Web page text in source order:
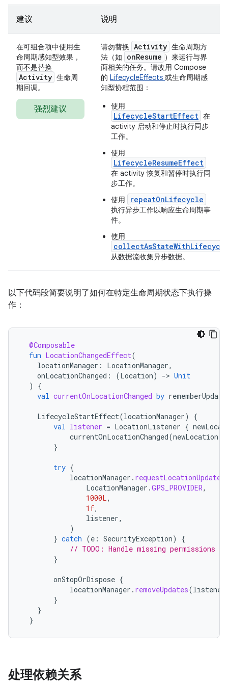
建议 说明
在可组合项中使用生
命周期感知型效果，
而不是替换
Activity 生命周
期回调。
强烈建议
请勿替换 Activity 生命周期方
法（如
onResume ）来运行与界
面相关的任务。请改用 Compose
的 LifecycleEffects 或生命周期感
知型协程范围：
使用
LifecycleStartEffect 在
activity 启动和停止时执行同步
工作。
使用
LifecycleResumeEffect
在 activity 恢复和暂停时执行同
步工作。
使用
repeatOnLifecycle
执行异步工作以响应生命周期事
件。
使用
从数据流收集异步数据。
以下代码段简要说明了如何在特定生命周期状态下执行操
作：
@Composable
fun LocationChangedEffect(
locationManager : LocationManager,
onLocationChanged : (Location) -> Unit
)
{
val currentOnLocationChanged by
LifecycleStartEffect(locationManager)
{
val listener = LocationListener {
currentOnLocationChanged(newLocation
}
try {
locationManager . requestLocationUpdates
LocationManager .GPS_PROVIDER,
1000L,
1f,
listener,
)
} catch (e : SecurityException)
{
// TODO: Handle missing permissions
}
onStopOrDispose {
locationManager . removeUpdates(listener
}
}
}
处理依赖关系